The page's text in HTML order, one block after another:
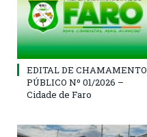
EDITAL DE CHAMAMENTO
PÚBLICO Nº 01/2026 –
Cidade de Faro